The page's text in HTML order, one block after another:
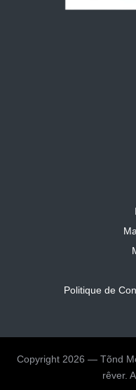
Politique de
Copyright 2026 — Tõnd
rêver.